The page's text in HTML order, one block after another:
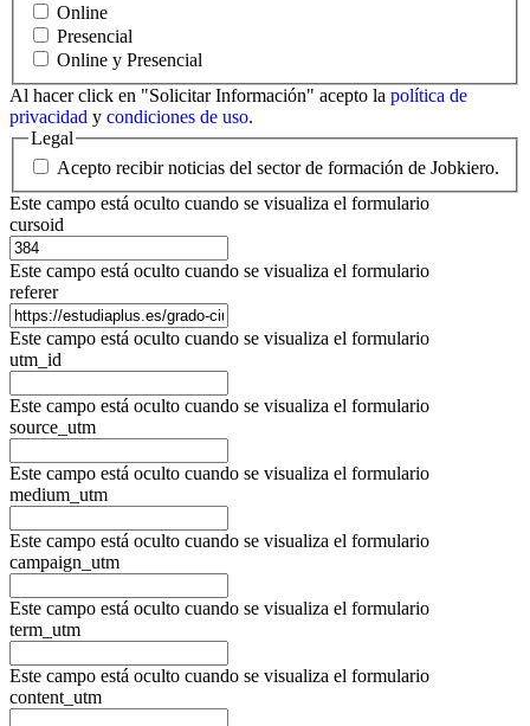
Online
Presencial
Online y Presencial
Al hacer click en "Solicitar Información" acepto la política de
privacidad y condiciones de uso.
Legal
Acepto recibir noticias del sector de formación de Jobkiero.
Este campo está oculto cuando se visualiza el formulario
cursoid
Este campo está oculto cuando se visualiza el formulario
referer
Este campo está oculto cuando se visualiza el formulario
utm_id
Este campo está oculto cuando se visualiza el formulario
source_utm
Este campo está oculto cuando se visualiza el formulario
medium_utm
Este campo está oculto cuando se visualiza el formulario
campaign_utm
Este campo está oculto cuando se visualiza el formulario
term_utm
Este campo está oculto cuando se visualiza el formulario
content_utm